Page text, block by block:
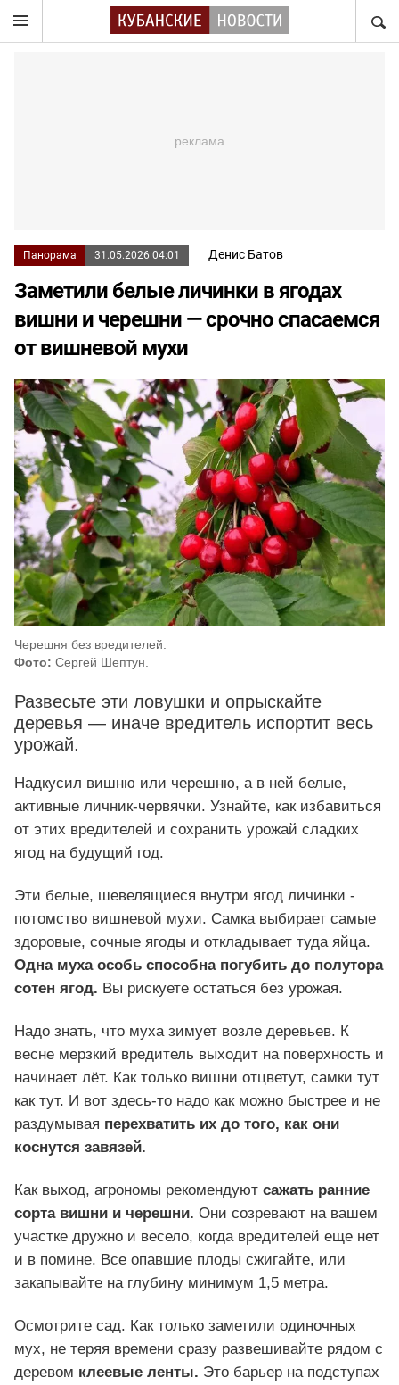
Панорама 31.05.2026 04:01 Денис Батов
Заметили белые личинки в ягодах
вишни и черешни — срочно спасаемся
от вишневой мухи
Черешня без вредителей.
Фото: Сергей Шептун.
Развесьте эти ловушки и опрыскайте
деревья — иначе вредитель испортит весь
урожай.
Надкусил вишню или черешню, а в ней белые,
активные личник-червячки. Узнайте, как избавиться
от этих вредителей и сохранить урожай сладких
ягод на будущий год.
Эти белые, шевелящиеся внутри ягод личинки -
потомство вишневой мухи. Самка выбирает самые
здоровые, сочные ягоды и откладывает туда яйца.
Одна муха особь способна погубить до полутора
сотен ягод. Вы рискуете остаться без урожая.
Надо знать, что муха зимует возле деревьев. К
весне мерзкий вредитель выходит на поверхность и
начинает лёт. Как только вишни отцветут, самки тут
как тут. И вот здесь-то надо как можно быстрее и не
раздумывая перехватить их до того, как они
коснутся завязей.
Как выход, агрономы рекомендуют сажать ранние
сорта вишни и черешни. Они созревают на вашем
участке дружно и весело, когда вредителей еще нет
и в помине. Все опавшие плоды сжигайте, или
закапывайте на глубину минимум 1,5 метра.
Осмотрите сад. Как только заметили одиночных
мух, не теряя времени сразу развешивайте рядом с
деревом клеевые ленты. Это барьер на подступах